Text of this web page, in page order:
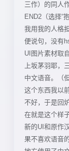
三作）的同人
END2（选择“
我用我的人格
便说句，没有hs
UI图片素材取
上坂茅羽耶，
中文语音。（
这个东西我以
不好，于是回
在就是这个样子
新的UI和原作
果不喜欢语音